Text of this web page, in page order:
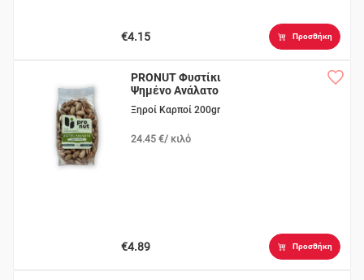
€4.15 Προσθήκη
PRONUT Φυστίκι
Ψημένο Ανάλατο
Ξηροί Καρποί 200gr
24.45 €/ κιλό
€4.89 Προσθήκη